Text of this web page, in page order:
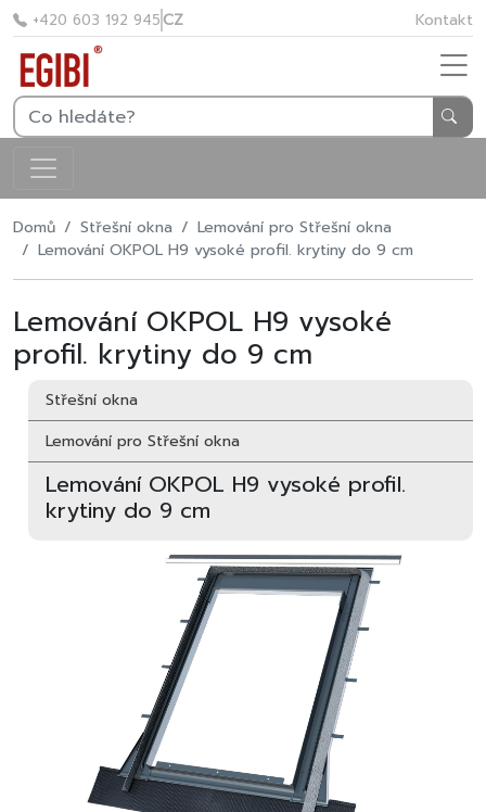
+420 603 192 945CZ Kontakt
Domů Střešní okna
Lemování pro Střešní okna
Lemování OKPOL H9 vysoké profil. krytiny do 9 cm
Lemování OKPOL H9 vysoké
profil. krytiny do 9 cm
Střešní okna
Lemování pro Střešní okna
Lemování OKPOL H9 vysoké profil.
krytiny do 9 cm